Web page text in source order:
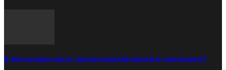
В чём разница между диагностической картой и техосмотром?